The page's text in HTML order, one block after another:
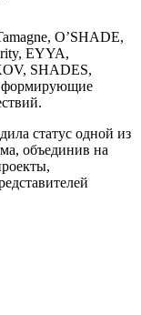
O’SHADE,
EYYA,
SHADES,
формирующие
статус одной из
объединив на